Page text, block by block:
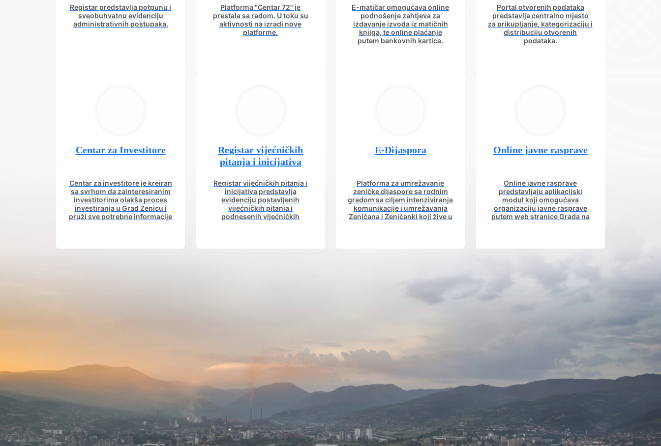
Registar predstavlja potpunu i
sveobuhvatnu evidenciju
administrativnih postupaka.
Platforma "Centar 72" je
prestala sa radom. U toku su
aktivnosti na izradi nove
platforme.
E-matičar omogućava online
podnošenje zahtjeva za
izdavanje izvoda iz matičnih
knjiga, te online plaćanje
putem bankovnih kartica.
Portal otvorenih podataka
predstavlja centralno mjesto
za prikupljanje, kategorizaciju i
distribuciju otvorenih
podataka.
Centar za Investitore
Centar za investitore je kreiran
sa svrhom da zainteresiranim
investitorima olakša proces
investiranja u Grad Zenicu i
pruži sve potrebne informacije
Registar vijećničkih
pitanja i inicijativa
Registar vijećničkih pitanja i
inicijativa predstavlja
evidenciju postavljenih
vijećničkih pitanja i
podnesenih vijećničkih
E-Dijaspora
Platforma za umrežavanje
zeničke dijaspore sa rodnim
gradom sa ciljem intenziviranja
komunikacije i umrežavanja
Zeničana i Zeničanki koji žive u
Online javne rasprave
Online javne rasprave
predstavljaju aplikacijski
modul koji omogućava
organizaciju javne rasprave
putem web stranice Grada na